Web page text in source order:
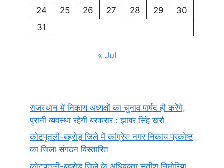
24
25 26 27 28 29
30
31
« Jul
राजस्थान में निकाय अध्यक्षों का चुनाव पार्षद ही करेंगे,
पुरानी व्यवस्था रहेगी बरकरार : झाबर सिंह खर्रा
कोटपूतली-बहरोड़ जिले में कांग्रेस नगर निकाय प्रकोष्ठ
का जिला संगठन विस्तारित
कोटपूतली-बहरोड़ जिले के अधिवक्ता सतीश निमोरिया